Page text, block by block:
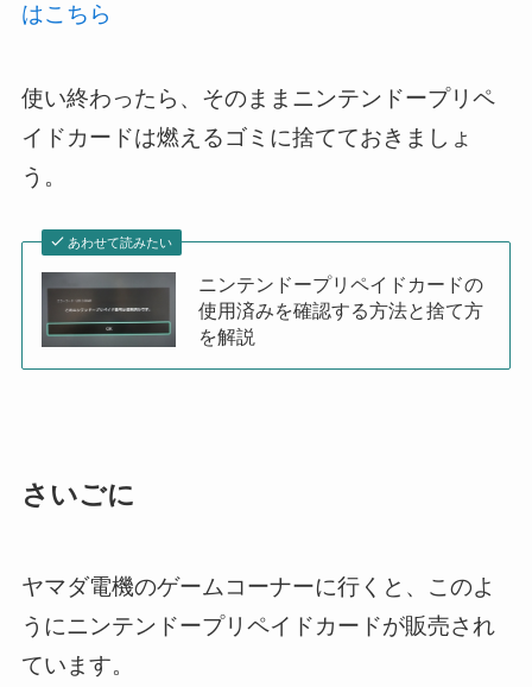
はこちら
使い終わったら、そのままニンテンドープリペ
イドカードは燃えるゴミに捨てておきましょ
う。
あわせて読みたい
ニンテンドープリペイドカードの
使用済みを確認する方法と捨て方
を解説
さいごに
ヤマダ電機のゲームコーナーに行くと、このよ
うにニンテンドープリペイドカードが販売され
ています。